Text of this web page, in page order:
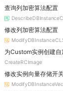
查询列加密算法配置
修改列加密算法配置
为Custom实例创建
CreateRCImage
修改实例向量存储开